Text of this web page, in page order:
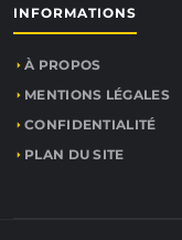
INFORMATIONS
À PROPOS
MENTIONS LÉGALES
CONFIDENTIALITÉ
PLAN DU SITE